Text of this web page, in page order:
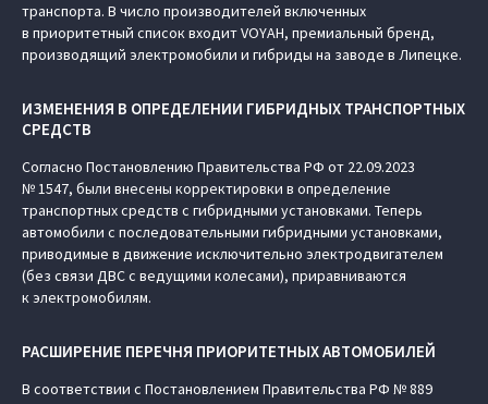
транспорта. В число производителей включенных
в приоритетный список входит VOYAH, премиальный бренд,
производящий электромобили и гибриды на заводе в Липецке.
ИЗМЕНЕНИЯ В ОПРЕДЕЛЕНИИ ГИБРИДНЫХ ТРАНСПОРТНЫХ
СРЕДСТВ
Согласно Постановлению Правительства РФ от 22.09.2023
№ 1547, были внесены корректировки в определение
транспортных средств с гибридными установками. Теперь
автомобили с последовательными гибридными установками,
приводимые в движение исключительно электродвигателем
(без связи ДВС с ведущими колесами), приравниваются
к электромобилям.
РАСШИРЕНИЕ ПЕРЕЧНЯ ПРИОРИТЕТНЫХ АВТОМОБИЛЕЙ
В соответствии с Постановлением Правительства РФ № 889